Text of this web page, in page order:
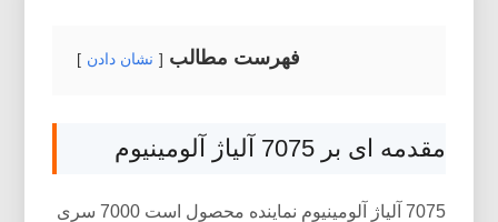
فهرست مطالب نشان دادن
مقدمه ای بر 7075 آلیاژ آلومینیوم
7075 آلیاژ آلومینیوم نماینده محصول است 7000 سری